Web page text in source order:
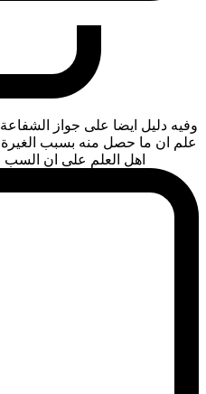
وفيه دليل ايضا على جواز
علم ان ما حصل منه بسبب
اهل العلم على ان